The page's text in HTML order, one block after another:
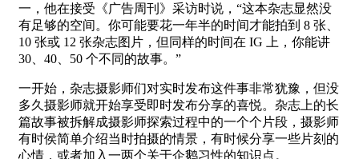
一，他在接受《广告周刊》采访时说，“这本杂志显然没
有足够的空间。你可能要花一年半的时间才能拍到 8 张、
10 张或 12 张杂志图片，但同样的时间在 IG 上，你能讲
30、40、50 个不同的故事。”
一开始，杂志摄影师们对实时发布这件事非常犹豫，但没
多久摄影师就开始享受即时发布分享的喜悦。杂志上的长
篇故事被拆解成摄影师探索过程中的一个个片段，摄影师
有时侯简单介绍当时拍摄的情景，有时候分享一些片刻的
心情，或者加入一两个关于企鹅习性的知识点。